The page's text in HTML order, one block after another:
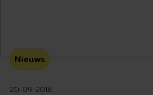
Nieuws
20-09-2016